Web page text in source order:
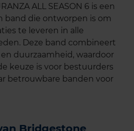
ALL SEASON 6 is een
band die ontworpen is om
te leveren in alle
Deze band combineert
duurzaamheid, waardoor
keuze is voor bestuurders
betrouwbare banden voor
Bridgestone